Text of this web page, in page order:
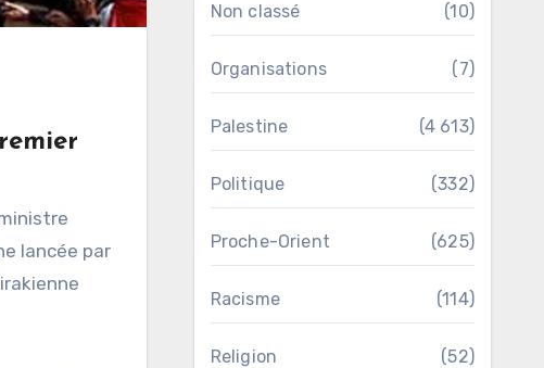
lancée par
Non classé (10)
Organisations (7)
Palestine (4 613)
Politique (332)
Proche-Orient (625)
Racisme (114)
Religion (52)